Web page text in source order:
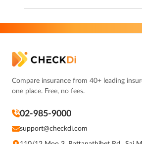
Compare insurance from 40+ leading
one place. Free, no fees.
02-985-9000
support@checkdi.com